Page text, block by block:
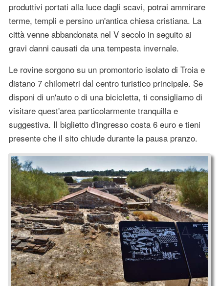
produttivi portati alla luce dagli scavi, potrai ammirare
terme, templi e persino un'antica chiesa cristiana. La
città venne abbandonata nel V secolo in seguito ai
gravi danni causati da una tempesta invernale.
Le rovine sorgono su un promontorio isolato di Troia e
distano 7 chilometri dal centro turistico principale. Se
disponi di un'auto o di una bicicletta, ti consigliamo di
visitare quest'area particolarmente tranquilla e
suggestiva. Il biglietto d'ingresso costa 6 euro e tieni
presente che il sito chiude durante la pausa pranzo.